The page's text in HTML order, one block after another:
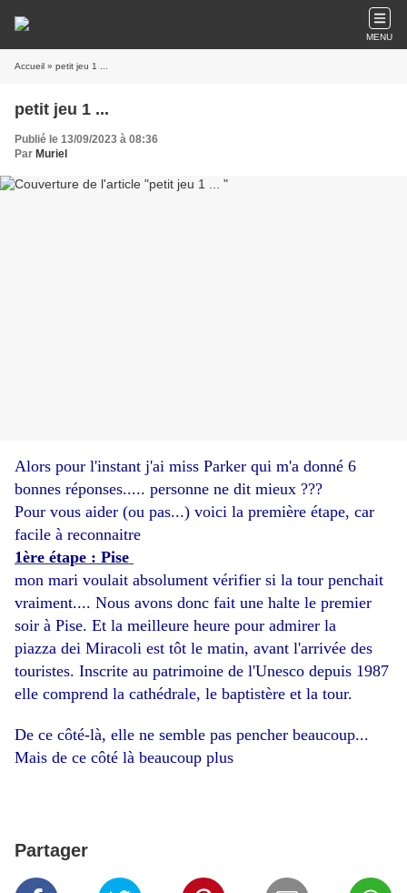
MENU
Accueil » petit jeu 1 ...
petit jeu 1 ...
Publié le 13/09/2023 à 08:36
Par Muriel
Alors pour l'instant j'ai miss Parker qui m'a donné 6
bonnes réponses..... personne ne dit mieux ???
Pour vous aider (ou pas...) voici la première étape, car
facile à reconnaitre
1ère étape : Pise
mon mari voulait absolument vérifier si la tour penchait
vraiment.... Nous avons donc fait une halte le premier
soir à Pise. Et la meilleure heure pour admirer la
piazza dei Miracoli est tôt le matin, avant l'arrivée des
touristes. Inscrite au patrimoine de l'Unesco depuis 1987
elle comprend la cathédrale, le baptistère et la tour.
De ce côté-là, elle ne semble pas pencher beaucoup...
Mais de ce côté là beaucoup plus
Partager